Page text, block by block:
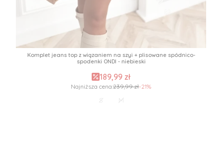
Komplet jeans top z wiązaniem na szyi + plisowane spódnico-
spodenki ONDI - niebieski
189,99 zł
Najniższa cena:239,99 zł-21%
S M